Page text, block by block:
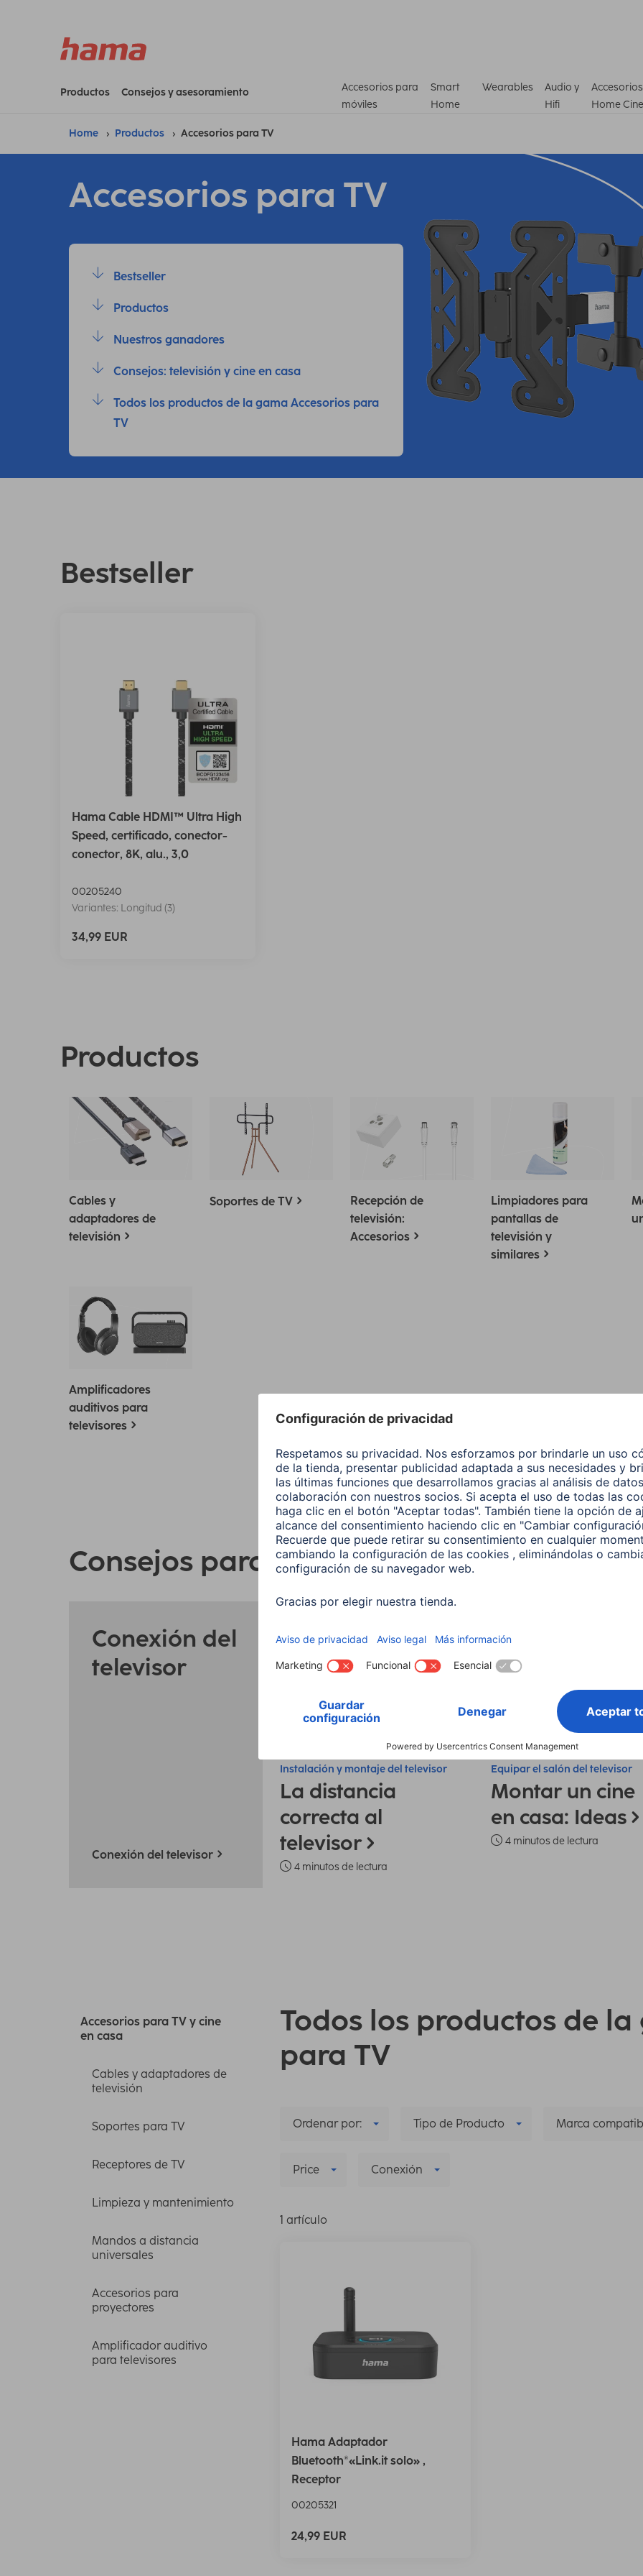
Productos Consejos y asesoramiento
Accesorios para
móviles
Smart
Home
Wearables
Audio y
Hifi
Home
Home Productos Accesorios para TV
Accesorios para TV
Bestseller
Productos
Nuestros ganadores
Consejos: televisión y cine en casa
Todos los productos de la gama Accesorios para
TV
Bestseller
Hama Cable HDMI™ Ultra High
Speed, certificado, conector-
conector, 8K, alu., 3,0
00205240
Variantes: Longitud (3)
34,99 EUR
Productos
Cables y
adaptadores de
televisión
Soportes de TV
Recepción de
televisión:
Accesorios
Limpiadores para
pantallas de
televisión y
similares
Amplificadores
auditivos para
televisores
Consejos para la televisión y el cine en
Conexión del
televisor
Conexión del televisor
TV y cine en casa: consejos
Instalación y montaje del televisor
La distancia
correcta al
televisor
4 minutos de lectura
TV y cine en casa: consejos
Equipar el salón del televisor
Montar un cine
en casa: Ideas
4 minutos de lectura
Accesorios para TV y cine
en casa
Cables y adaptadores de
televisión
Soportes para TV
Receptores de TV
Limpieza y mantenimiento
Mandos a distancia
universales
Accesorios para
proyectores
Amplificador auditivo
para televisores
Todos los productos de
para TV
Ordenar por: Tipo de Producto Marca
Price Conexión
1 artículo
Hama Adaptador
Bluetooth®«Link.it solo» ,
Receptor
00205321
24,99 EUR